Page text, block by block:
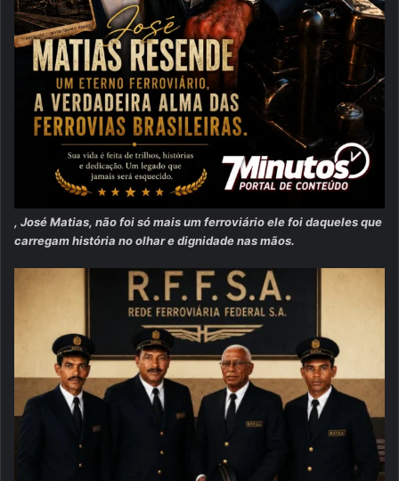
, José Matias, não foi só mais um ferroviário ele foi daqueles que
carregam história no olhar e dignidade nas mãos.